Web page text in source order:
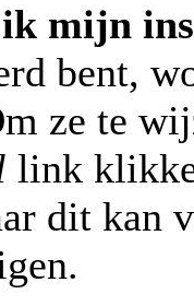
mijn
bent,
ze te
link
dit kan